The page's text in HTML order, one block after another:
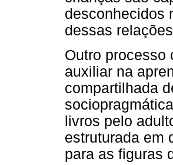
desconhecidos
dessas relações
Outro processo
auxiliar na
compartilhada
livros pelo
estruturada em
para as figuras